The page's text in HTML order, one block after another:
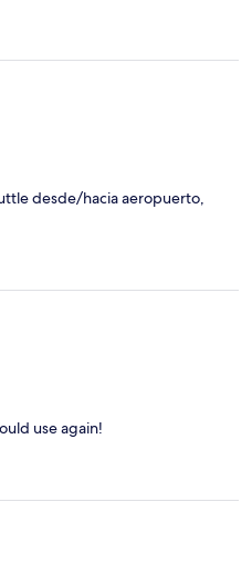
desde/hacia aeropuerto,
use again!